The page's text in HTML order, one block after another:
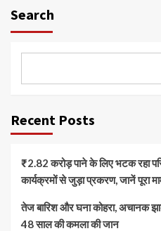
Search
Recent Posts
₹2.82 करोड़ पाने के लिए भटक रहा
कार्यक्रमों से जुड़ा प्रकरण, जानें पूरा
तेज बारिश और घना कोहरा, अचानक
48 साल की कमला की जान